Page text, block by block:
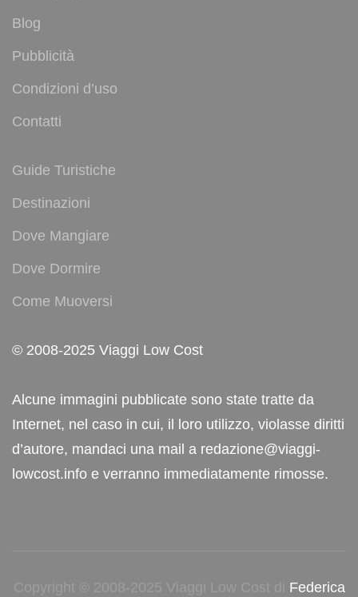
Blog
Pubblicità
Condizioni d’uso
Contatti
Guide Turistiche
Destinazioni
Dove Mangiare
Dove Dormire
Come Muoversi
© 2008-2025 Viaggi Low Cost
Alcune immagini pubblicate sono state tratte da
Internet, nel caso in cui, il loro utilizzo, violasse diritti
d’autore, mandaci una mail a redazione@viaggi-
lowcost.info e verranno immediatamente rimosse.
Copyright © 2008-2025 Viaggi Low Cost di Federica